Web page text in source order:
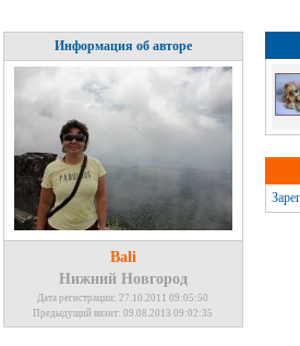
Информация об авторе
Bali
Нижний Новгород
Дата регистрации: 27.10.2011 09:05:50
Предыдущий визит: 09.08.2013 09:02:35